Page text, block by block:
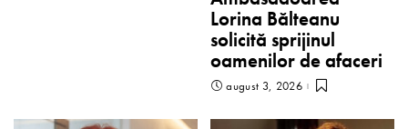
Lorina Bălteanu
solicită sprijinul
oamenilor de afaceri
august 3, 2026